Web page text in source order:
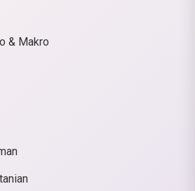
& Makro